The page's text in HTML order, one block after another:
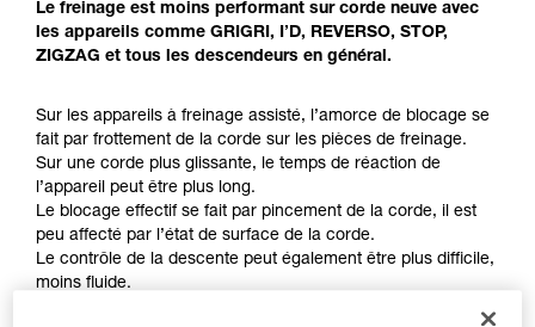
consulter. Vous devez avoir compris les
informations de la notice technique pour
pouvoir comprendre ce complément
Maîtriser ces techniques nécessite une
formation et un entraînement spécifique. Validez
avec un professionnel votre capacité à refaire
la manipulation, seul, en toute sécurité, avant
de la reproduire en autonomie.
Nous donnons des exemples de techniques
liées à votre activité. Il peut en exister d’autres
que nous ne décrivons pas ici.
Le freinage est moins performant sur corde neuve avec
les appareils comme GRIGRI, I’D, REVERSO, STOP,
ZIGZAG et tous les descendeurs en général.
Sur les appareils à freinage assisté, l’amorce de blocage se
fait par frottement de la corde sur les pièces de freinage.
Sur une corde plus glissante, le temps de réaction de
l’appareil peut être plus long.
Le blocage effectif se fait par pincement de la corde, il est
peu affecté par l’état de surface de la corde.
Le contrôle de la descente peut également être plus difficile,
moins fluide.